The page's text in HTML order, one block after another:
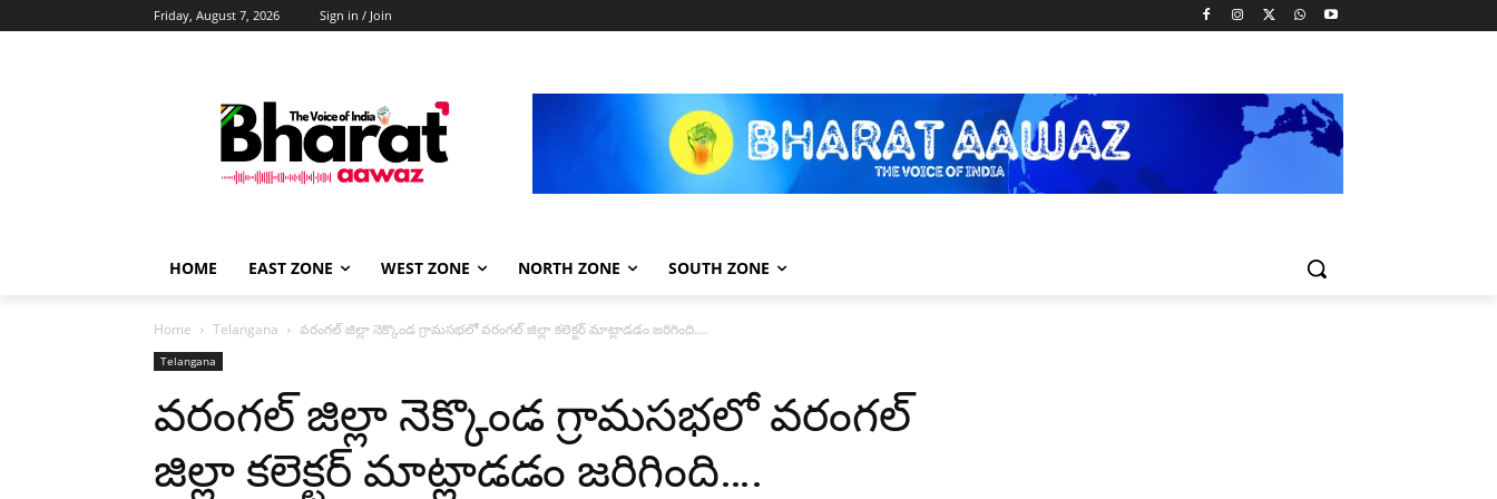
Friday, August 7, 2026 Sign in / Join
HOME EAST ZONE WEST ZONE NORTH ZONE SOUTH ZONE
Home Telangana వరంగల్ జిల్లా నెక్కొండ గ్రామసభలో వరంగల్ జిల్లా కలెక్టర్ మాట్లాడడం జరిగింది….
Telangana
వరంగల్ జిల్లా నెక్కొండ గ్రామసభలో వరంగల్
జిల్లా కలెక్టర్ మాట్లాడడం జరిగింది….